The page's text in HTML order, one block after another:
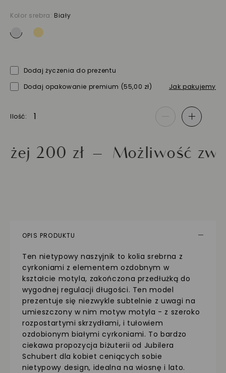
Kolor srebra: Biały
Dodaj życzenia do prezentu
Dodaj opakowanie premium (55,00 zł) Jak pakujemy
Ilość - +
zł Możliwość zwrotu
OPIS PRODUKTU
Ten nietypowy naszyjnik to kolia srebrna z
cyrkoniami z elementem ozdobnym w
kształcie motyla, zakończona przedłużką do
wygodnej regulacji długości. Ten model
prezentuje się niezwykle subtelnie z uwagi na
umieszczony w nim motyw motyla - z szeroko
rozpostartymi skrzydłami, i tułowiem
ozdobionym białymi cyrkoniami. To bardzo
ciekawa propozycja biżuterii od Jubilera
Schubert dla kobiet ceniących sobie
nietypowy design, idealna na wiosnę i lato.